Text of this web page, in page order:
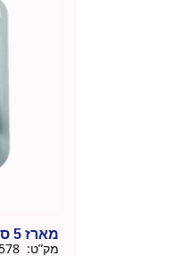
מארז 5 סכיני גבינה-שחור
מק”ט: